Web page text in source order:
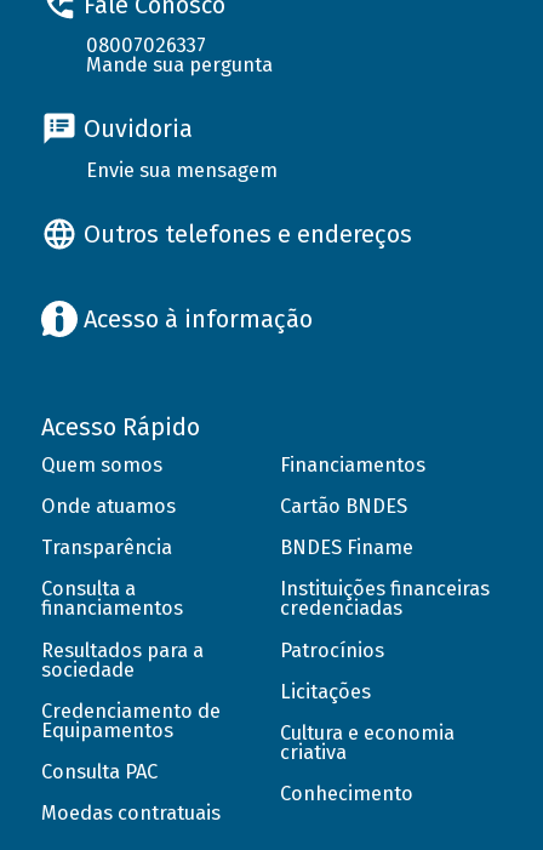
08007026337
Mande sua pergunta
Ouvidoria
Envie sua mensagem
Outros telefones e endereços
Acesso à informação
Acesso Rápido
Quem somos
Onde atuamos
Transparência
Consulta a
financiamentos
Resultados para a
sociedade
Credenciamento de
Equipamentos
Consulta PAC
Moedas contratuais
Financiamentos
Cartão BNDES
BNDES Finame
Instituições financeiras
credenciadas
Patrocínios
Licitações
Cultura e economia
criativa
Conhecimento